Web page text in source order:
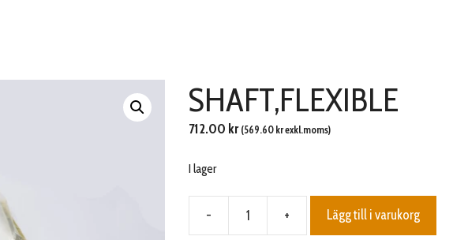
SHAFT,FLEXIBLE
712.00 kr (569.60 krexkl.moms)
I lager
-
SHAFT,FLEXIBLE
+ Lägg till i varukorg